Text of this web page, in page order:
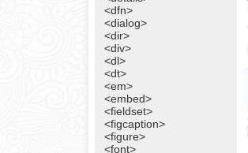
<dfn>
<dialog>
<dir>
<div>
<dl>
<dt>
<em>
<embed>
<fieldset>
<figcaption>
<figure>
<font>